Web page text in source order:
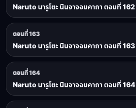
Naruto นารูโตะ นินจาจอมคาถา ตอนที่ 162
ตอนที่ 163
Naruto นารูโตะ นินจาจอมคาถา ตอนที่ 163
ตอนที่ 164
Naruto นารูโตะ นินจาจอมคาถา ตอนที่ 164